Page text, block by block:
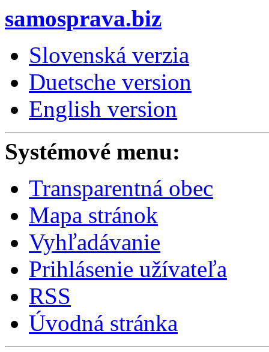
samosprava.biz
Slovenská verzia
Duetsche version
English version
Systémové menu:
Transparentná obec
Mapa stránok
Vyhľadávanie
Prihlásenie užívateľa
RSS
Úvodná stránka